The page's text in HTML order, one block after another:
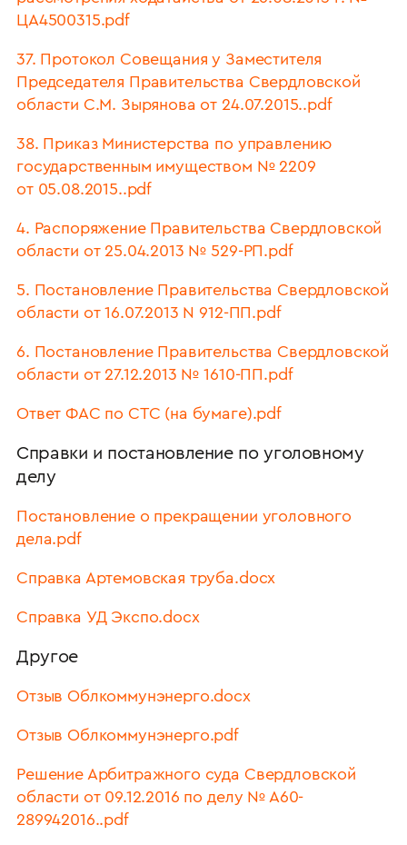
ЦА4500315.pdf
37. Протокол Совещания у Заместителя
Председателя Правительства Свердловской
области С.М. Зырянова от 24.07.2015..pdf
38. Приказ Министерства по управлению
государственным имуществом № 2209
от 05.08.2015..pdf
4. Распоряжение Правительства Свердловской
области от 25.04.2013 № 529-РП.pdf
5. Постановление Правительства Свердловской
области от 16.07.2013 N 912-ПП.pdf
6. Постановление Правительства Свердловской
области от 27.12.2013 № 1610-ПП.pdf
Ответ ФАС по СТС (на бумаге).pdf
Справки и постановление по уголовному
делу
Постановление о прекращении уголовного
дела.pdf
Справка Артемовская труба.docx
Справка УД Экспо.docx
Другое
Отзыв Облкоммунэнерго.docx
Отзыв Облкоммунэнерго.pdf
Решение Арбитражного суда Свердловской
области от 09.12.2016 по делу № А60-
289942016..pdf